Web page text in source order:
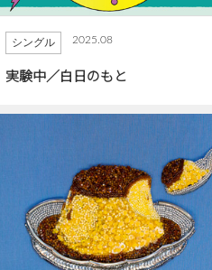
シングル 2025.08
実験中／白日のもと